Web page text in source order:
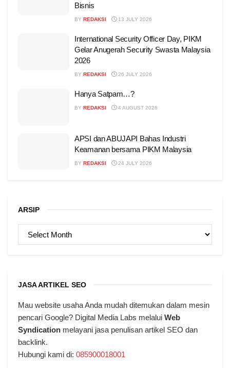
Bisnis
BY REDAKSI 13 JULY 2026
International Security Officer Day, PIKM
Gelar Anugerah Security Swasta Malaysia
2026
BY REDAKSI 26 JULY 2026
Hanya Satpam…?
BY REDAKSI 4 AUGUST 2026
APSI dan ABUJAPI Bahas Industri
Keamanan bersama PIKM Malaysia
BY REDAKSI 24 JULY 2026
ARSIP
JASA ARTIKEL SEO
Mau website usaha Anda mudah ditemukan dalam mesin
pencari Google? Digital Media Labs melalui Web
Syndication melayani jasa penulisan artikel SEO dan
backlink.
Hubungi kami di: 085900018001